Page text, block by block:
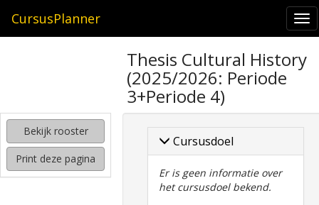
CursusPlanner
kijken
hoe
mijn
rooster
eruit
Thesis Cultural History
(2025/2026: Periode
3+Periode 4)
Bekijk rooster
Print deze pagina
Cursusdoel
Er is geen informatie over
het cursusdoel bekend.